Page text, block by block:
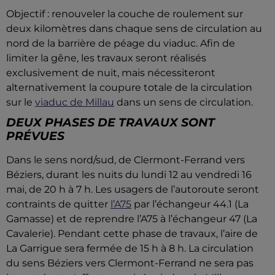
Objectif : renouveler la couche de roulement sur
deux kilomètres dans chaque sens de circulation au
nord de la barrière de péage du viaduc. Afin de
limiter la gêne, les travaux seront réalisés
exclusivement de nuit, mais nécessiteront
alternativement la coupure totale de la circulation
sur le viaduc de Millau dans un sens de circulation.
DEUX PHASES DE TRAVAUX SONT
PRÉVUES
Dans le sens nord/sud, de Clermont-Ferrand vers
Béziers, durant les nuits du lundi 12 au vendredi 16
mai, de 20 h à 7 h. Les usagers de l’autoroute seront
contraints de quitter l’A75 par l’échangeur 44.1 (La
Gamasse) et de reprendre l’A75 à l’échangeur 47 (La
Cavalerie). Pendant cette phase de travaux, l’aire de
La Garrigue sera fermée de 15 h à 8 h. La circulation
du sens Béziers vers Clermont-Ferrand ne sera pas